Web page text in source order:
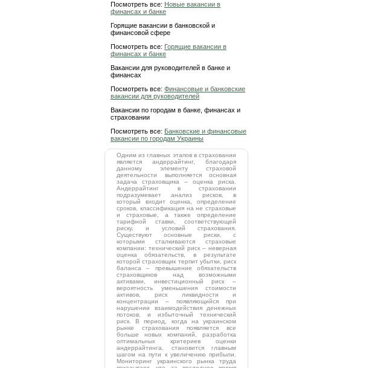
Посмотреть все: Новые вакансии в
финансах и банке
Горящие вакансии в банковской и
финансовой сфере
Посмотреть все: Горящие вакансии в
финансах и банке
Вакансии для руководителей в банке и
финансах
Посмотреть все: Финансовые и банковские
вакансии для руководителей
Вакансии по городам в банке, финансах и
страховании
Посмотреть все: Банковские и финансовые
вакансии по городам Украины
Одним из главных этапов в страховании
является андеррайтинг, благодаря
данному элементу страховой
деятельности выполняется основная
задача страховщика – оценка риска.
Андеррайтинг в страховании
подразумевает анализ рисков, в
который входит оценка, определение
сроков, классификация на не страховые
и страховые, а также определение
тарифной ставки, соответствующей
риску, и условий страхования.
Существуют основные риски, с
которыми сталкиваются страховые
компании: технический риск – неверная
оценка обязательств, в результате
которой страховщик терпит убытки, риск
баланса – превышение обязательств
страховщиков над возможными
активами, инвестиционный риск –
вероятность уменьшения стоимости
активов, риск ликвидности и
концентрации – появляющийся при
нарушении взаимодействия денежных
потоков, и избыточный технический
риск. В период, когда на украинском
рынке страхования появляется все
больше новых компаний, разработка
оптимальных критериев оценки
андеррайтинга, становится главным
шагом на пути к увеличению прибыли.
Мониторинг украинского рынка труда